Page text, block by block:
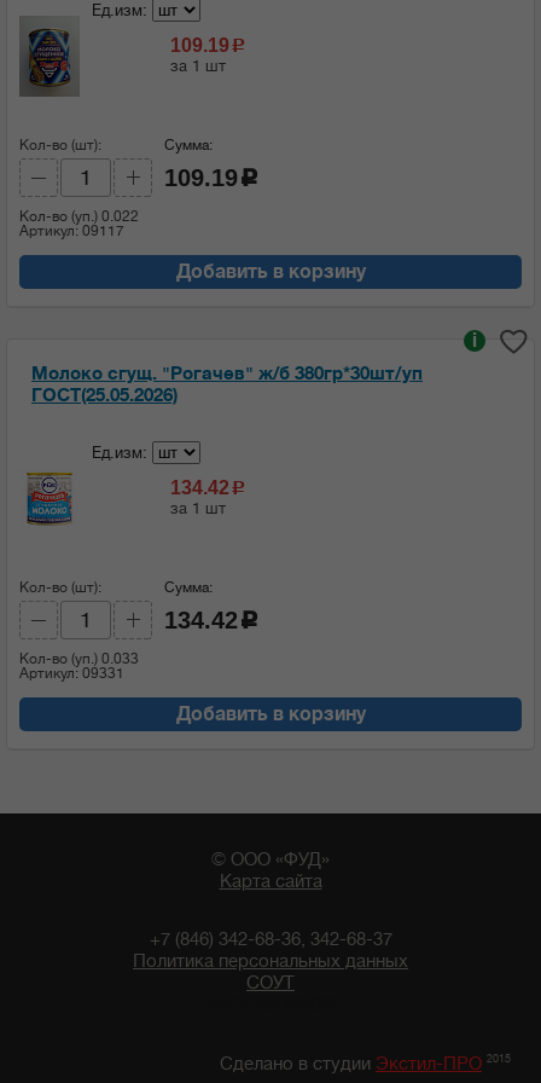
Ед.изм:
109.19c
за 1 шт
Кол-во (шт):
Кол-во (уп.) 0.022
Артикул: 09117
Сумма:
109.19 c
Добавить в корзину
Молоко сгущ. "Рогачев" ж/б 380гр*30шт/уп
ГОСТ(25.05.2026)
i
Ед.изм:
134.42 c
за 1 шт
Кол-во (шт):
Кол-во (уп.) 0.033
Артикул: 09331
Сумма:
134.42 c
Добавить в корзину
© ООО «ФУД»
Карта сайта
+7 (846) 342-68-36, 342-68-37
Политика персональных данных
СОУТ
Сделано в студии Экстил-ПРО 2015